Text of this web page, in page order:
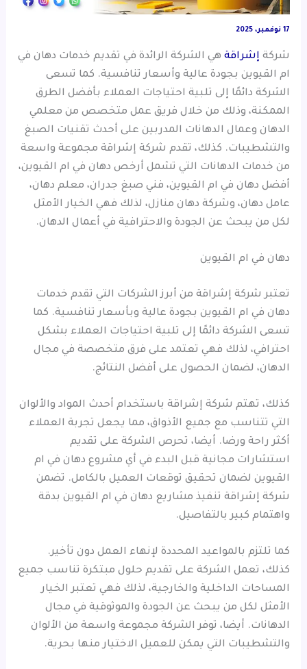
17 نوفمبر، 2025
شركة إشراقة هي الشركة الرائدة في تقديم خدمات دهان في
ام القيوين بجودة عالية وأسعار تنافسية. كما تسعى
الشركة دائمًا إلى تلبية احتياجات العملاء بأفضل الطرق
الممكنة، وذلك من خلال فريق عمل متخصص من معلمي
الدهان وعمال الدهانات المدربين على أحدث تقنيات الصبغ
والتشطيبات. كذلك، تقدم شركة إشراقة مجموعة واسعة
من خدمات الدهانات التي تشمل أرخص دهان في ام القيوين،
أفضل دهان في ام القيوين، فني صبغ جدران، معلم دهان،
عامل دهان، وشركة دهان منازل، لذلك فهي الخيار الأمثل
لكل من يبحث عن الجودة والاحترافية في أعمال الدهان.
دهان في ام القيوين
تعتبر شركة إشراقة من أبرز الشركات التي تقدم خدمات
دهان في ام القيوين بجودة عالية وبأسعار تنافسية. كما
تسعى الشركة دائمًا إلى تلبية احتياجات العملاء بشكل
احترافي، لذلك فهي تعتمد على فرق متخصصة في مجال
الدهان، لضمان الحصول على أفضل النتائج.
كذلك، تهتم شركة إشراقة باستخدام أحدث المواد والألوان
التي تتناسب مع جميع الأذواق، مما يجعل تجربة العملاء
أكثر راحة ورضا. أيضا، تحرص الشركة على تقديم
استشارات مجانية قبل البدء في أي مشروع دهان في ام
القيوين لضمان تحقيق توقعات العميل بالكامل. تضمن
شركة إشراقة تنفيذ مشاريع دهان في ام القيوين بدقة
واهتمام كبير بالتفاصيل.
كما تلتزم بالمواعيد المحددة لإنهاء العمل دون تأخير.
كذلك، تعمل الشركة على تقديم حلول مبتكرة تناسب جميع
المساحات الداخلية والخارجية، لذلك فهي تعتبر الخيار
الأمثل لكل من يبحث عن الجودة والموثوقية في مجال
الدهانات. أيضا، توفر الشركة مجموعة واسعة من الألوان
والتشطيبات التي يمكن للعميل الاختيار منها بحرية.